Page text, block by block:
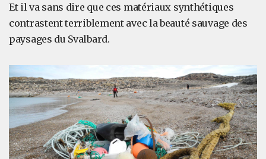
Et il va sans dire que ces matériaux synthétiques
contrastent terriblement avec la beauté sauvage des
paysages du Svalbard.